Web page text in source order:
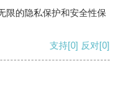
限的隐私保护和安全性保
支持[0] 反对[0]